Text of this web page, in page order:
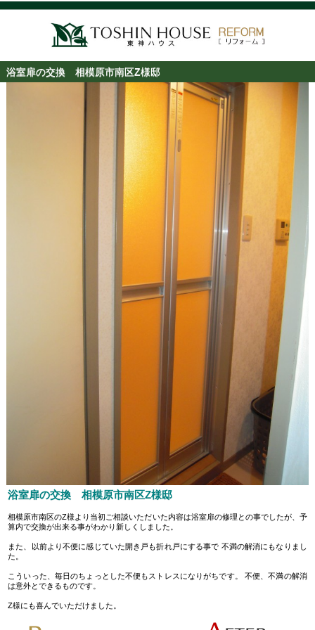
浴室扉の交換 相模原市南区Z様邸
浴室扉の交換 相模原市南区Z様邸
相模原市南区のZ様より当初ご相談いただいた内容は浴室扉の修理との事でしたが、予
算内で交換が出来る事がわかり新しくしました。
また、以前より不便に感じていた開き戸も折れ戸にする事で 不満の解消にもなりまし
た。
こういった、毎日のちょっとした不便もストレスになりがちです。 不便、不満の解消
は意外とできるものです。
Z様にも喜んでいただけました。